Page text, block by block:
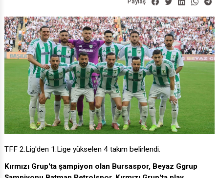
TFF 2.Lig'den 1.Lige yükselen 4 takım belirlendi.
Kırmızı Grup'ta şampiyon olan Bursaspor, Beyaz Ggrup